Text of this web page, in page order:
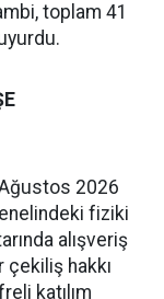
toplam 41
2026
fiziki
alışveriş
hakkı
katılım